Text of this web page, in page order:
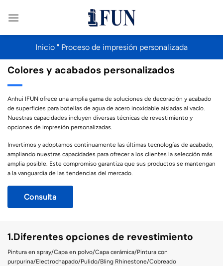
Inicio " Proceso de impresión personalizada
Colores y acabados personalizados
Anhui IFUN ofrece una amplia gama de soluciones de decoración y acabado
de superficies para botellas de agua de acero inoxidable aisladas al vacío.
Nuestras capacidades incluyen diversas técnicas de revestimiento y
opciones de impresión personalizadas.
Invertimos y adoptamos continuamente las últimas tecnologías de acabado,
ampliando nuestras capacidades para ofrecer a los clientes la selección más
amplia posible. Este compromiso garantiza que sus productos se mantengan
a la vanguardia de las tendencias del mercado.
Consulta
1.Diferentes opciones de revestimiento
Pintura en spray/Capa en polvo/Capa cerámica/Pintura con
purpurina/Electrochapado/Pulido/Bling Rhinestone/Cobreado